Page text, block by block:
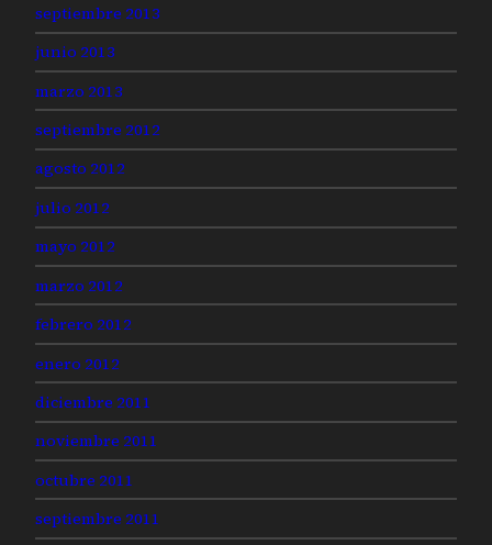
septiembre 2013
junio 2013
marzo 2013
septiembre 2012
agosto 2012
julio 2012
mayo 2012
marzo 2012
febrero 2012
enero 2012
diciembre 2011
noviembre 2011
octubre 2011
septiembre 2011